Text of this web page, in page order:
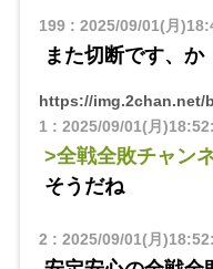
199: 2025/09/01(月
また切断です、か
https://img.2chan.net/
1 : 2025/09/01(月
>全戦全敗チャン
そうだね
2 : 2025/09/01(月